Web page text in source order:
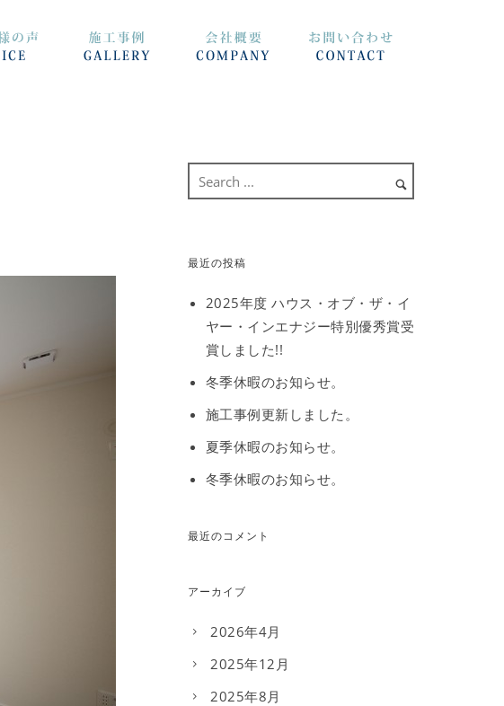
最近の投稿
2025年度 ハウス・オブ・ザ・イ
ヤー・インエナジー特別優秀賞受
賞しました!!
冬季休暇のお知らせ。
施工事例更新しました。
夏季休暇のお知らせ。
冬季休暇のお知らせ。
最近のコメント
アーカイブ
2026年4月
2025年12月
2025年8月